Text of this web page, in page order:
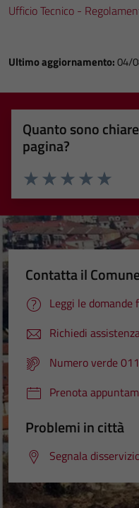
Ufficio Tecnico -
Ultimo aggiornamento:04/
Quanto sono
pagina?
Valuta 5
Valuta 4
Valuta 3 stelle
Valuta 2 stelle su 5
Valuta 1 stelle su 5
Contatta il
Leggi le domande
Richiedi
Numero verde
Prenota
Problemi in città
Segnala